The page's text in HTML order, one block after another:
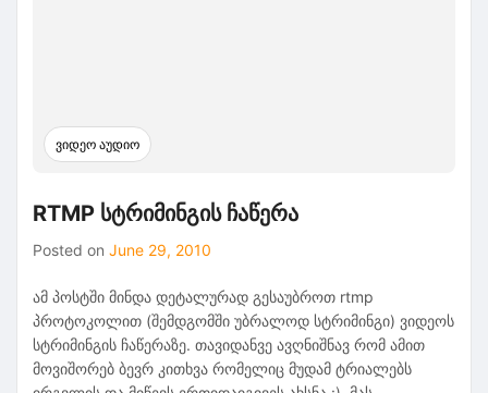
ვიდეო აუდიო
RTMP სტრიმინგის ჩაწერა
Posted on June 29, 2010
ამ პოსტში მინდა დეტალურად გესაუბროთ rtmp
პროტოკოლით (შემდგომში უბრალოდ სტრიმინგი) ვიდეოს
სტრიმინგის ჩაწერაზე. თავიდანვე ავღნიშნავ რომ ამით
მოვიშორებ ბევრ კითხვა რომელიც მუდამ ტრიალებს